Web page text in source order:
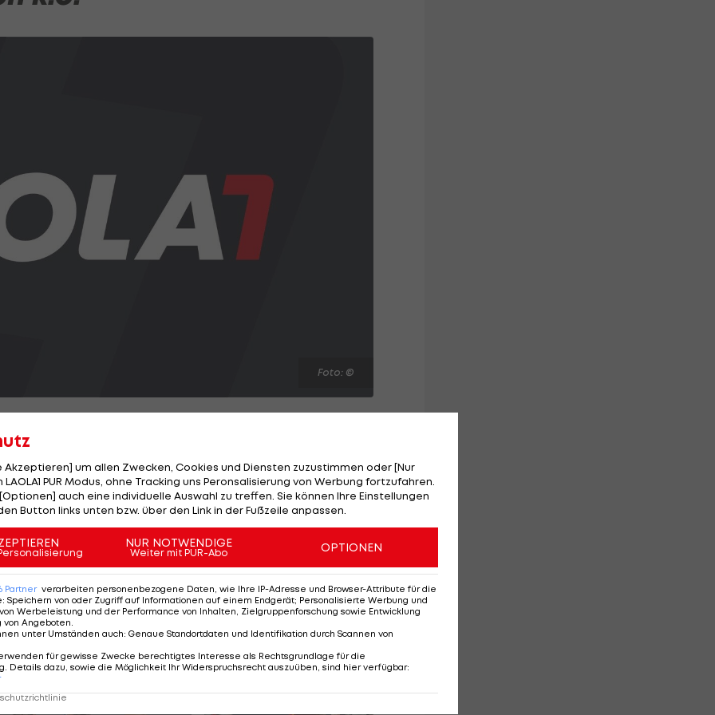
Foto: ©
in Myakinino bei Moskau den Polen Andrzej
Runde. Damit räumt der Russe das letzte Hindernis
aus dem Weg und macht das Duell der beiden
mir das vorgestellt hatte. Zunächst habe ich mich
der Knoten", beschreibt der 33-Jährige, der nun
Akzeptieren] um allen Zwecken, Cookies und Diensten zuzustimmen oder [Nur
PUR Modus, ohne Tracking uns Peronsalisierung von Werbung fortzufahren.
auch eine individuelle Auswahl zu treffen. Sie können Ihre Einstellungen
Button links unten bzw. über den Link in der Fußzeile anpassen.
NUR NOTWENDIGE
Weiter mit PUR-Abo OPTIONEN
Partner verarbeiten personenbezogene Daten, wie Ihre IP-Adresse und Browser-Attribute für die
: Speichern von oder Zugriff auf Informationen auf einem Endgerät; Personalisierte Werbung und
Werbeleistung und der Performance von Inhalten, Zielgruppenforschung sowie Entwicklung
von Angeboten
unter Umständen auch: Genaue Standortdaten und Identifikation durch Scannen von
für gewisse Zwecke berechtigtes Interesse als Rechtsgrundlage für die
Details dazu, sowie die Möglichkeit Ihr Widerspruchsrecht auszuüben, sind hier verfügbar: